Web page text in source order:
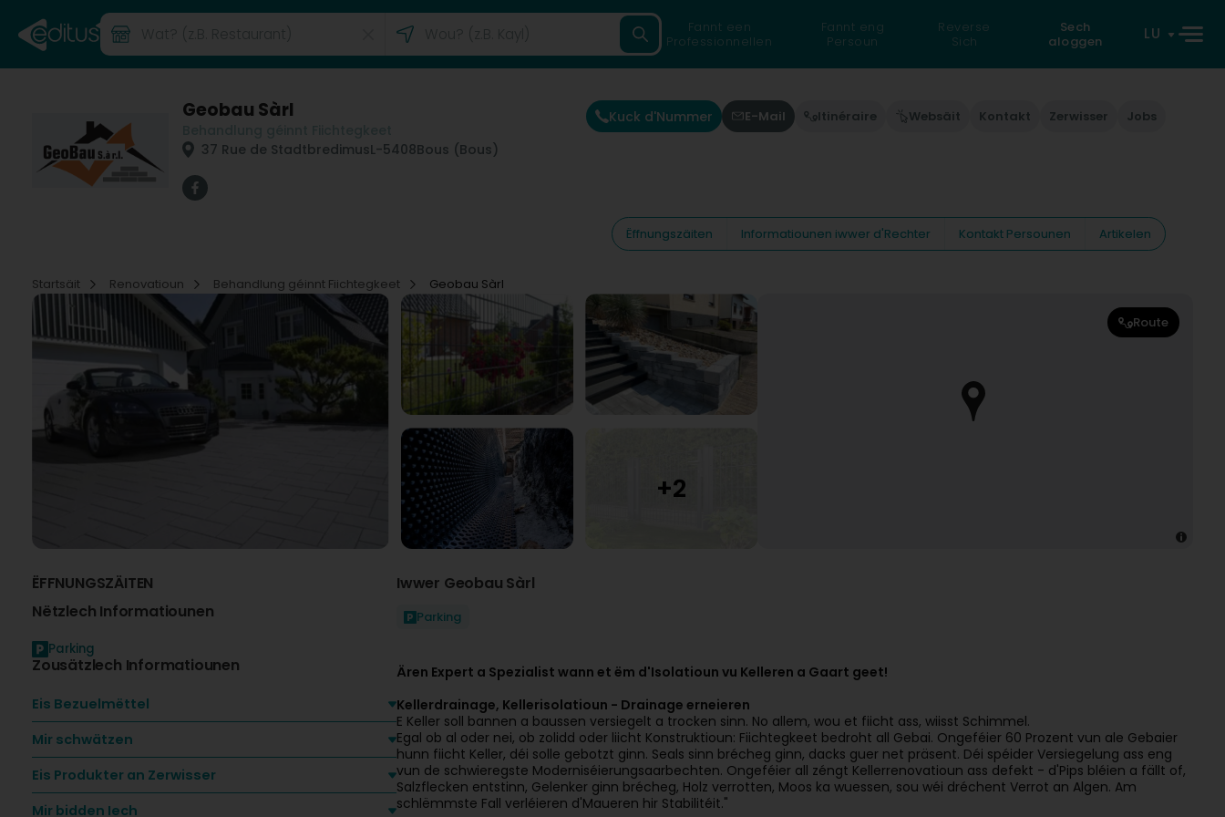
Fannt een
Professionnellen
Fannt eng
Persoun
Reverse
Sich
Sech
aloggen
LU
Geobau Sàrl
37 Rue de StadtbredimusL-5408Bous (Bous)
Kuck d'Nummer E-Mail Itinéraire Websäit Kontakt Zerwisser Jobs
Ëffnungszäiten Informatiounen iwwer d'Rechter Kontakt Persounen Artikelen
Startsäit Renovatioun Behandlung géinnt Fiichtegkeet Geobau Sàrl
Route
ËFFNUNGSZÄITEN
Nëtzlech Informatiounen
Parking
Zousätzlech Informatiounen
Eis Bezuelmëttel
Mir schwätzen
Eis Produkter an Zerwisser
Mir bidden Iech
Iwwer Geobau Sàrl
Parking
Ären Expert a Spezialist wann et ëm d'Isolatioun vu Kelleren a Gaart geet!
Kellerdrainage, Kellerisolatioun - Drainage erneieren
E Keller soll bannen a baussen versiegelt a trocken sinn. No allem, wou et fiicht ass, wiisst Schimmel.
Egal ob al oder nei, ob zolidd oder liicht Konstruktioun: Fiichtegkeet bedroht all Gebai. Ongeféier 60 Prozent vun ale Gebaier
hunn fiicht Keller, déi solle gebotzt ginn. Seals sinn brécheg ginn, dacks guer net präsent. Déi spéider Versiegelung ass eng
vun de schwieregste Moderniséierungsaarbechten. Ongeféier all zéngt Kellerrenovatioun ass defekt - d'Pips bléien a fällt of,
Salzflecken entstinn, Gelenker ginn brécheg, Holz verrotten, Moos ka wuessen, sou wéi dréchent Verrot an Algen. Am
schlëmmste Fall verléieren d'Maueren hir Stabilitéit."